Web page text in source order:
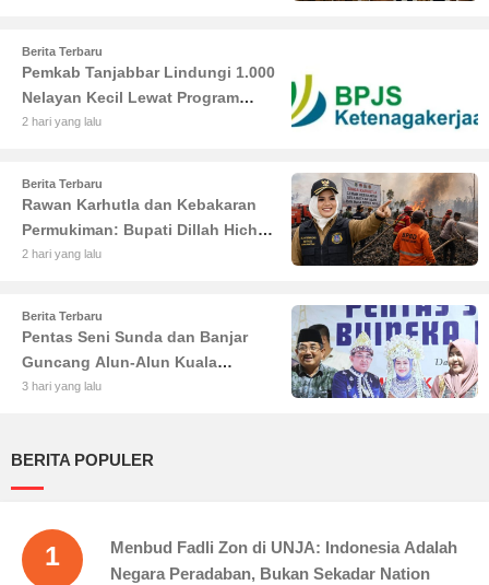
Berita Terbaru
Pemkab Tanjabbar Lindungi 1.000
Nelayan Kecil Lewat Program
BPJS Ketenagakerjaan
2 hari yang lalu
Berita Terbaru
Rawan Karhutla dan Kebakaran
Permukiman: Bupati Dillah Hich
Larang Camat Tinggalkan Wilayah
2 hari yang lalu
Berita Terbaru
Pentas Seni Sunda dan Banjar
Guncang Alun-Alun Kuala
Tungkal: Warga Tumpah Ruah
3 hari yang lalu
BERITA POPULER
1
Menbud Fadli Zon di UNJA: Indonesia Adalah
Negara Peradaban, Bukan Sekadar Nation